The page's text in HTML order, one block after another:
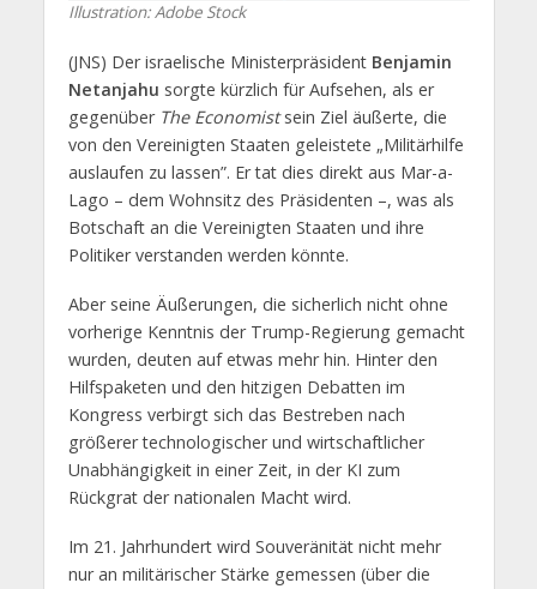
Illustration: Adobe Stock
(JNS) Der israelische Ministerpräsident Benjamin
Netanjahu sorgte kürzlich für Aufsehen, als er
gegenüber The Economistsein Ziel äußerte, die
von den Vereinigten Staaten geleistete „Militärhilfe
auslaufen zu lassen”. Er tat dies direkt aus Mar-a-
Lago – dem Wohnsitz des Präsidenten –, was als
Botschaft an die Vereinigten Staaten und ihre
Politiker verstanden werden könnte.
Aber seine Äußerungen, die sicherlich nicht ohne
vorherige Kenntnis der Trump-Regierung gemacht
wurden, deuten auf etwas mehr hin. Hinter den
Hilfspaketen und den hitzigen Debatten im
Kongress verbirgt sich das Bestreben nach
größerer technologischer und wirtschaftlicher
Unabhängigkeit in einer Zeit, in der KI zum
Rückgrat der nationalen Macht wird.
Im 21. Jahrhundert wird Souveränität nicht mehr
nur an militärischer Stärke gemessen (über die